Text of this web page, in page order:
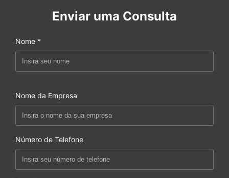
Enviar uma Consulta
Nome *
Nome da Empresa
Número de Telefone